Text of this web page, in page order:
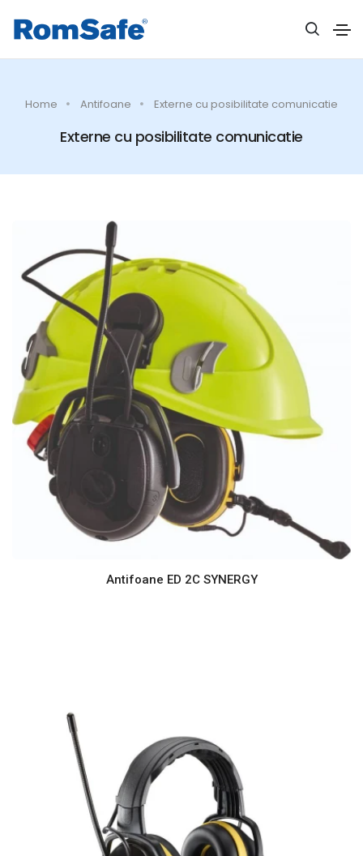
Home Antifoane Externe cu posibilitate comunicatie
Externe cu posibilitate comunicatie
Antifoane ED 2C SYNERGY